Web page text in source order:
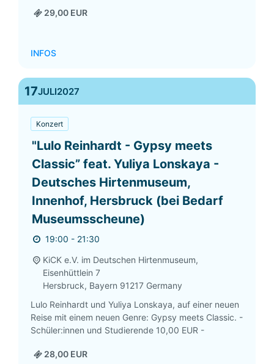
29,00 EUR
INFOS
17JULI2027
Konzert
"Lulo Reinhardt - Gypsy meets
Classic” feat. Yuliya Lonskaya -
Deutsches Hirtenmuseum,
Innenhof, Hersbruck (bei Bedarf
Museumsscheune)
19:00 - 21:30
KiCK e.V. im Deutschen Hirtenmuseum,
Eisenhüttlein 7
Hersbruck, Bayern 91217 Germany
Lulo Reinhardt und Yuliya Lonskaya, auf einer neuen
Reise mit einem neuen Genre: Gypsy meets Classic. -
Schüler:innen und Studierende 10,00 EUR -
28,00 EUR